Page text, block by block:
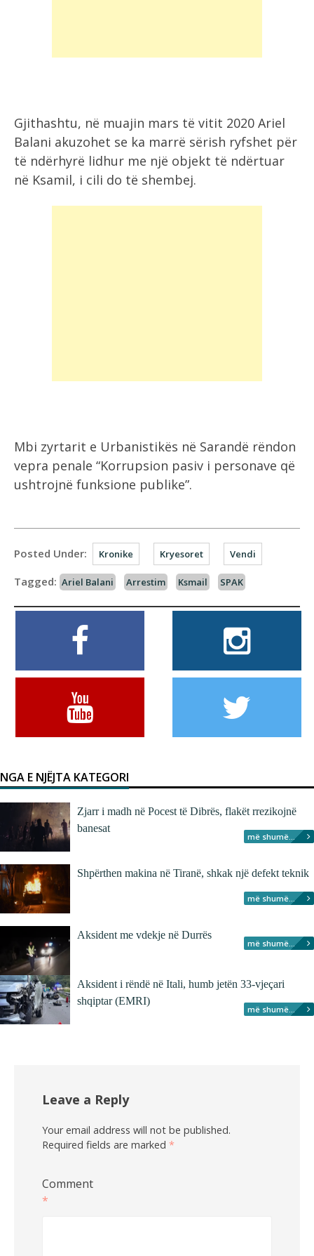
Gjithashtu, në muajin mars të vitit 2020 Ariel
Balani akuzohet se ka marrë sërish ryfshet për
të ndërhyrë lidhur me një objekt të ndërtuar
në Ksamil, i cili do të shembej.
Mbi zyrtarit e Urbanistikës në Sarandë rëndon
vepra penale “Korrupsion pasiv i personave që
ushtrojnë funksione publike”.
Posted Under: Kronike Kryesoret Vendi
Tagged: Ariel Balani Arrestim Ksmail SPAK
NGA E NJËJTA KATEGORI
Zjarr i madh në Pocest të Dibrës, flakët rrezikojnë
banesat
më shumë...
Shpërthen makina në Tiranë, shkak një defekt teknik
më shumë...
Aksident me vdekje në Durrës
më shumë...
Aksident i rëndë në Itali, humb jetën 33-vjeçari
shqiptar (EMRI)
më shumë...
Leave a Reply
Your email address will not be published.
Required fields are marked *
Comment
*